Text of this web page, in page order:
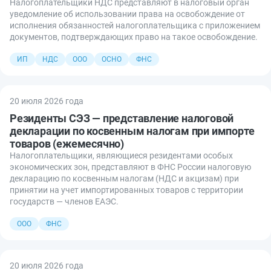
Налогоплательщики НДС представляют в налоговый орган
уведомление об использовании права на освобождение от
исполнения обязанностей налогоплательщика с приложением
документов, подтверждающих право на такое освобождение.
ИП НДС ООО ОСНО ФНС
20 июля 2026 года
Резиденты СЭЗ — представление налоговой
декларации по косвенным налогам при импорте
товаров (ежемесячно)
Налогоплательщики, являющиеся резидентами особых
экономических зон, представляют в ФНС России налоговую
декларацию по косвенным налогам (НДС и акцизам) при
принятии на учет импортированных товаров с территории
государств — членов ЕАЭС.
ООО ФНС
20 июля 2026 года